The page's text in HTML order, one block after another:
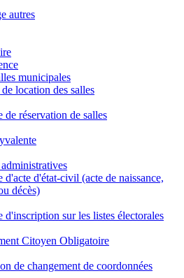
autres
municipales
location des salles
de réservation de salles
d'acte d'état-civil (acte de naissance,
décès)
d'inscription sur les listes électorales
Citoyen Obligatoire
de changement de coordonnées